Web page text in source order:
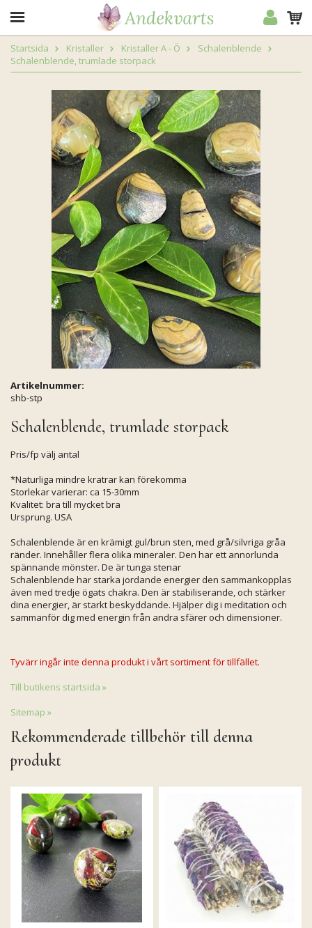
Startsida Kristaller Kristaller A - Ö
Schalenblende
Schalenblende, trumlade storpack
Artikelnummer:
shb-stp
Schalenblende, trumlade storpack
Pris/fp välj antal
*Naturliga mindre kratrar kan förekomma
Storlekar varierar: ca 15-30mm
Kvalitet: bra till mycket bra
Ursprung. USA
Schalenblende är en krämigt gul/brun sten, med grå/silvriga gråa
ränder. Innehåller flera olika mineraler. Den har ett annorlunda
spännande mönster. De är tunga stenar
Schalenblende har starka jordande energier den sammankopplas
även med tredje ögats chakra. Den är stabiliserande, och stärker
dina energier, är starkt beskyddande. Hjälper dig i meditation och
sammanför dig med energin från andra sfärer och dimensioner.
Tyvärr ingår inte denna produkt i vårt sortiment för tillfället.
Till butikens startsida »
Sitemap »
Rekommenderade tillbehör till denna
produkt